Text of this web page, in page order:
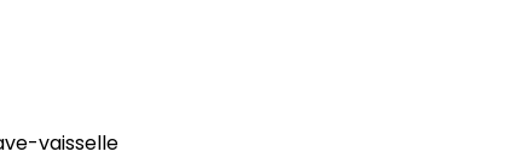
vaisselle